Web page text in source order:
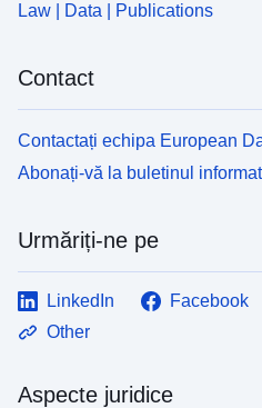
Law | Data | Publications
Contact
Contactați echipa European
Abonați-vă la buletinul
Urmăriți-ne pe
LinkedIn Facebook
Other
Aspecte juridice